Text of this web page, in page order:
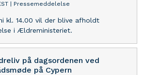
Pressemeddelelse
kl. 14.00 vil der blive afholdt
i Ældreministeriet.
på dagsordenen ved
på Cypern